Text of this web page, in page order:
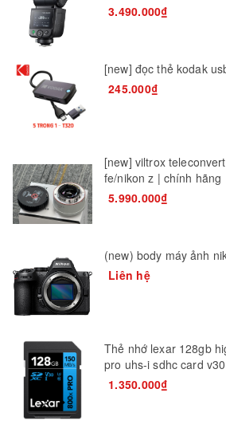
3.490.000₫
[new] đọc thẻ kodak
245.000₫
[new] viltrox
fe/nikon z | chính hãng
5.990.000₫
(new) body máy ảnh
Liên hệ
Thẻ nhớ lexar 128gb
pro uhs-i sdhc card v30
1.350.000₫